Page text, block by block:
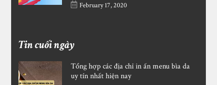
February 17, 2020
Tin cuối ngày
Tổng hợp các địa chỉ in ấn menu bìa da
uy tín nhất hiện nay